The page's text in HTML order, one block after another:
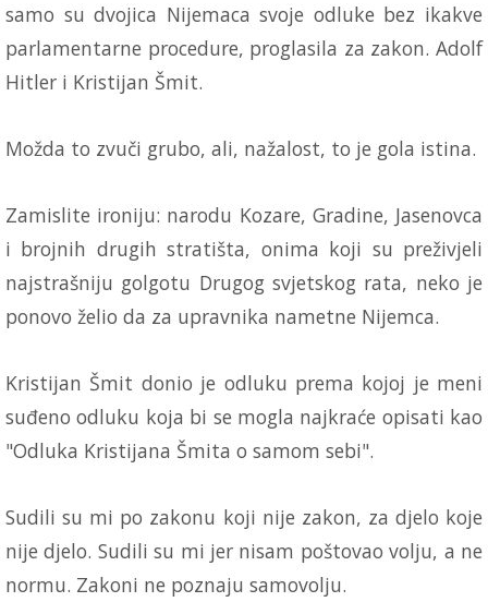
samo su dvojica Nijemaca svoje odluke bez ikakve
parlamentarne procedure, proglasila za zakon. Adolf
Hitler i Kristijan Šmit.
Možda to zvuči grubo, ali, nažalost, to je gola istina.
Zamislite ironiju: narodu Kozare, Gradine, Jasenovca
i brojnih drugih stratišta, onima koji su preživjeli
najstrašniju golgotu Drugog svjetskog rata, neko je
ponovo želio da za upravnika nametne Nijemca.
Kristijan Šmit donio je odluku prema kojoj je meni
suđeno odluku koja bi se mogla najkraće opisati kao
"Odluka Kristijana Šmita o samom sebi".
Sudili su mi po zakonu koji nije zakon, za djelo koje
nije djelo. Sudili su mi jer nisam poštovao volju, a ne
normu. Zakoni ne poznaju samovolju.